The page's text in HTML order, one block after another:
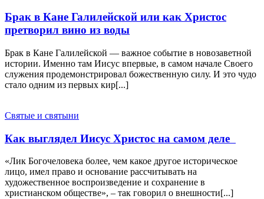
Брак в Кане Галилейской или как Христос
претворил вино из воды
Брак в Кане Галилейской — важное событие в новозаветной
истории. Именно там Иисус впервые, в самом начале Своего
служения продемонстрировал божественную силу. И это чудо
стало одним из первых кир[...]
Святые и святыни
Как выглядел Иисус Христос на самом деле
«Лик Богочеловека более, чем какое другое историческое
лицо, имел право и основание рассчитывать на
художественное воспроизведение и сохранение в
христианском обществе», – так говорил о внешности[...]